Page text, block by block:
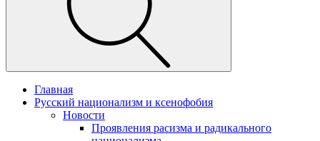
Главная
Русский национализм и ксенофобия
Новости
Проявления расизма и радикального